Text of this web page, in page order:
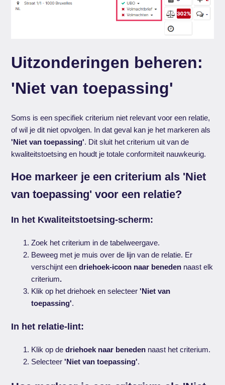
Uitzonderingen beheren:
'Niet van toepassing'
Soms is een specifiek criterium niet relevant voor een relatie,
of wil je dit niet opvolgen. In dat geval kan je het markeren als
'Niet van toepassing'. Dit sluit het criterium uit van de
kwaliteitstoetsing en houdt je totale conformiteit nauwkeurig.
Hoe markeer je een criterium als 'Niet
van toepassing' voor een relatie?
In het Kwaliteitstoetsing-scherm:
Zoek het criterium in de tabelweergave.
Beweeg met je muis over de lijn van de relatie. Er
verschijnt eendriehoek-icoon naar beneden naast elk
criterium.
Klik op het driehoek en selecteer'Niet van
toepassing'.
In het relatie-lint:
Klik op dedriehoek naar beneden naast het criterium.
Selecteer'Niet van toepassing'.